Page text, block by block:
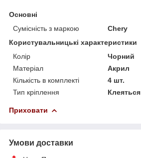
Основні
Сумісність з маркою
Chery
Користувальницькі характеристики
Колір
Чорний
Матеріал
Акрил
Кількість в комплекті
4 шт.
Тип кріплення
Клеяться
Приховати
Умови доставки